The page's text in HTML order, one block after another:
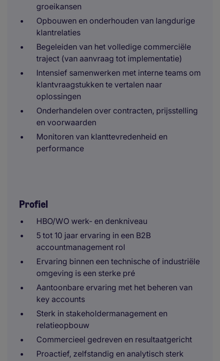
groeikansen
Opbouwen en onderhouden van langdurige
klantrelaties
Begeleiden van het volledige commerciële
traject (van aanvraag tot implementatie)
Intensief samenwerken met interne teams om
klantvraagstukken te vertalen naar
oplossingen
Onderhandelen over contracten, prijsstelling
en voorwaarden
Monitoren van klanttevredenheid en
performance
Profiel
HBO/WO werk- en denkniveau
5 tot 10 jaar ervaring in een B2B
accountmanagement rol
Ervaring binnen een technische of industriële
omgeving is een sterke pré
Aantoonbare ervaring met het beheren van
key accounts
Sterk in stakeholdermanagement en
relatieopbouw
Commercieel gedreven en resultaatgericht
Proactief, zelfstandig en analytisch sterk